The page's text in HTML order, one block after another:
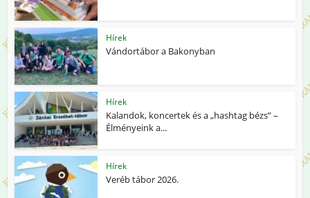
Hírek
Vándortábor a Bakonyban
Hírek
Kalandok, koncertek és a „hashtag bézs” –
Élményeink a...
Hírek
Veréb tábor 2026.